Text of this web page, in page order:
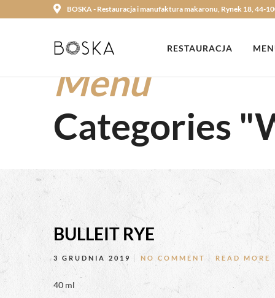
BOSKA - Restauracja i manufaktura makaronu, Rynek 18, 44-
RESTAURACJA
Menu
Categories
BULLEIT RYE
3 GRUDNIA 2019 NO COMMENT READ MORE
40 ml